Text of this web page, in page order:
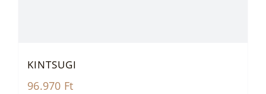
KINTSUGI
96.970 Ft